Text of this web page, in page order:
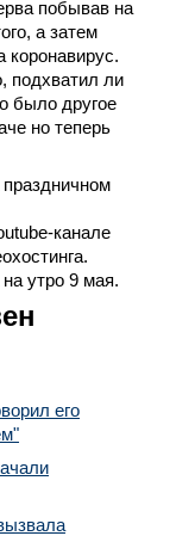
побывав на
а затем
коронавирус.
подхватил ли
было другое
но теперь
праздничном
канале
утро 9 мая.
его